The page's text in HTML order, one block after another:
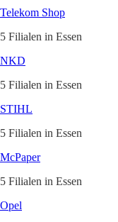
Telekom Shop
5 Filialen in Essen
NKD
5 Filialen in Essen
STIHL
5 Filialen in Essen
McPaper
5 Filialen in Essen
Opel